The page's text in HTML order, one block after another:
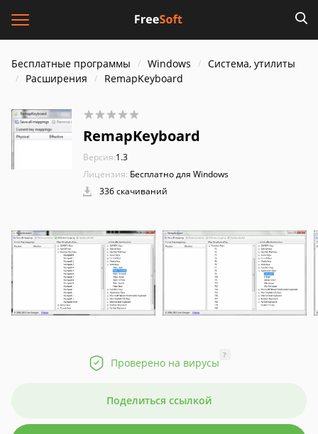
Бесплатные программы Windows
Система, утилиты
Расширения
RemapKeyboard
RemapKeyboard
Версия:1.3
Лицензия: Бесплатно для Windows
336 скачиваний
Проверено на вирусы
?
Поделиться ссылкой